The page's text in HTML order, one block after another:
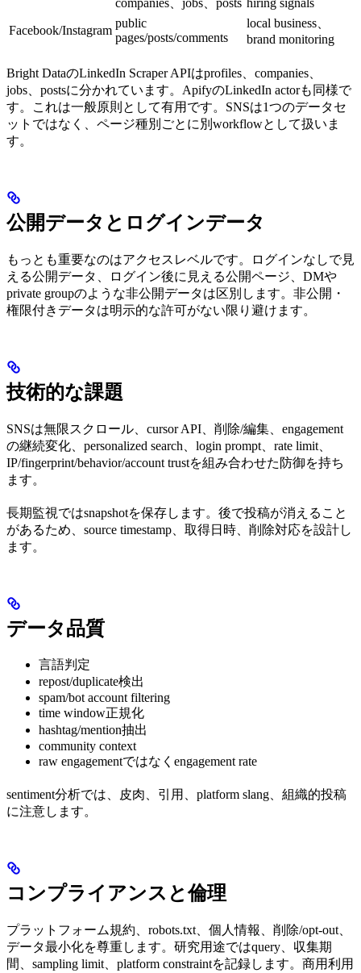
Facebook/Instagram
public
pages/posts/comments
local business、
brand monitoring
Bright DataのLinkedIn Scraper APIはprofiles、companies、
jobs、postsに分かれています。ApifyのLinkedIn actorも同様で
す。これは一般原則として有用です。SNSは1つのデータセ
ットではなく、ページ種別ごとに別workflowとして扱いま
す。
公開データとログインデータ
もっとも重要なのはアクセスレベルです。ログインなしで見
える公開データ、ログイン後に見える公開ページ、DMや
private groupのような非公開データは区別します。非公開・
権限付きデータは明示的な許可がない限り避けます。
技術的な課題
SNSは無限スクロール、cursor API、削除/編集、engagement
の継続変化、personalized search、login prompt、rate limit、
IP/fingerprint/behavior/account trustを組み合わせた防御を持ち
ます。
長期監視ではsnapshotを保存します。後で投稿が消えること
があるため、source timestamp、取得日時、削除対応を設計し
ます。
データ品質
言語判定
repost/duplicate検出
spam/bot account filtering
time window正規化
hashtag/mention抽出
community context
raw engagementではなくengagement rate
sentiment分析では、皮肉、引用、platform slang、組織的投稿
に注意します。
コンプライアンスと倫理
プラットフォーム規約、robots.txt、個人情報、削除/opt-out、
データ最小化を尊重します。研究用途ではquery、収集期
間、sampling limit、platform constraintを記録します。商用利用